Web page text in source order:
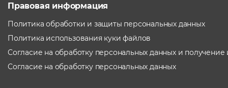
Правовая информация
Политика обработки и защиты персональных данных
Политика использования куки файлов
Согласие на обработку персональных данных и
Согласие на обработку персональных данных